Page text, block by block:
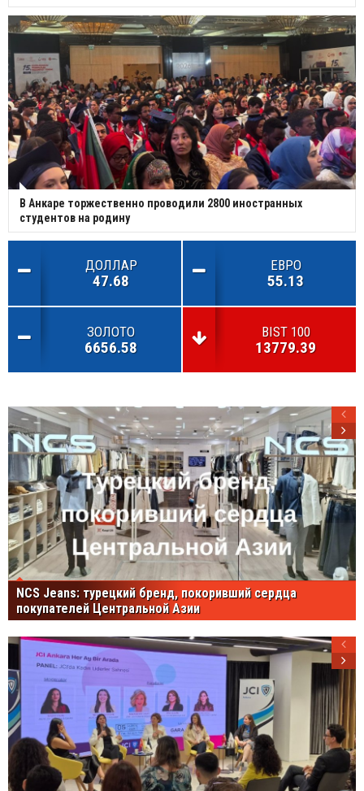
В Анкаре торжественно проводили 2800 иностранных
студентов на родину
ДОЛЛАР
47.68
ЕВРО
55.13
ЗОЛОТО
6656.58
BIST 100
13779.39
NCS Jeans: турецкий бренд, покоривший сердца
покупателей Центральной Азии